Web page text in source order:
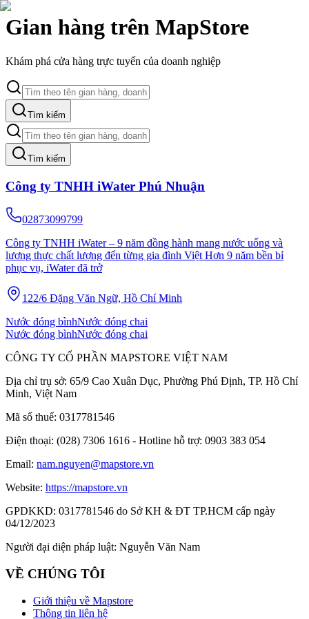
Gian hàng trên MapStore
Khám phá cửa hàng trực tuyến của doanh nghiệp
Tìm kiếm
Tìm kiếm
Công ty TNHH iWater Phú Nhuận
02873099799
Công ty TNHH iWater – 9 năm đồng hành mang nước uống và
lương thực chất lượng đến từng gia đình Việt Hơn 9 năm bền bỉ
phục vụ, iWater đã trở
122/6 Đặng Văn Ngữ, Hồ Chí Minh
Nước đóng bìnhNước đóng chai
Nước đóng bìnhNước đóng chai
CÔNG TY CỔ PHẦN MAPSTORE VIỆT NAM
Địa chỉ trụ sở: 65/9 Cao Xuân Dục, Phường Phú Định, TP. Hồ Chí
Minh, Việt Nam
Mã số thuế: 0317781546
Điện thoại: (028) 7306 1616 - Hotline hỗ trợ: 0903 383 054
Email: nam.nguyen@mapstore.vn
Website: https://mapstore.vn
GPDKKD: 0317781546 do Sở KH & ĐT TP.HCM cấp ngày
04/12/2023
Người đại diện pháp luật: Nguyễn Văn Nam
VỀ CHÚNG TÔI
Giới thiệu về Mapstore
Thông tin liên hệ